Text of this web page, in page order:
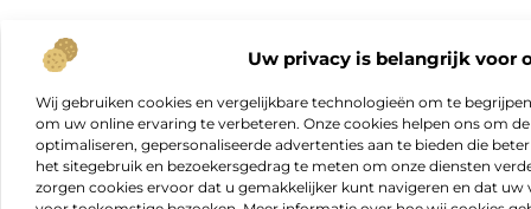
Uw privacy is belangrijk voor
Wij gebruiken cookies en vergelijkbare technologieën om te
om uw online ervaring te verbeteren. Onze cookies helpen ons om
optimaliseren, gepersonaliseerde advertenties aan te bieden die
het sitegebruik en bezoekersgedrag te meten om onze diensten
zorgen cookies ervoor dat u gemakkelijker kunt navigeren en dat